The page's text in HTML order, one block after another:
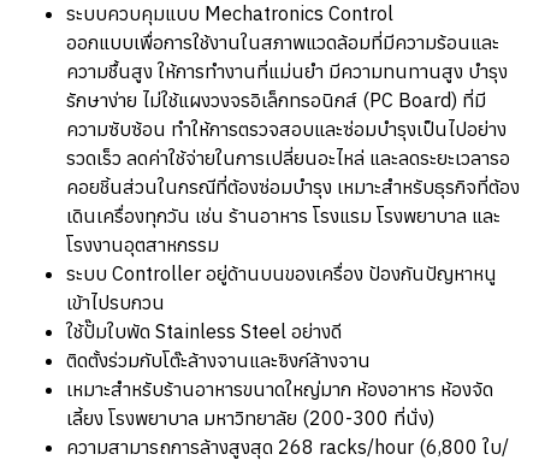
ระบบควบคุมแบบ Mechatronics Control
ออกแบบเพื่อการใช้งานในสภาพแวดล้อมที่มีความร้อนและ
ความชื้นสูง ให้การทำงานที่แม่นยำ มีความทนทานสูง บำรุง
รักษาง่าย ไม่ใช้แผงวงจรอิเล็กทรอนิกส์ (PC Board) ที่มี
ความซับซ้อน ทำให้การตรวจสอบและซ่อมบำรุงเป็นไปอย่าง
รวดเร็ว ลดค่าใช้จ่ายในการเปลี่ยนอะไหล่ และลดระยะเวลารอ
คอยชิ้นส่วนในกรณีที่ต้องซ่อมบำรุง เหมาะสำหรับธุรกิจที่ต้อง
เดินเครื่องทุกวัน เช่น ร้านอาหาร โรงแรม โรงพยาบาล และ
โรงงานอุตสาหกรรม
ระบบ Controller อยู่ด้านบนของเครื่อง ป้องกันปัญหาหนู
เข้าไปรบกวน
ใช้ปั๊มใบพัด Stainless Steel อย่างดี
ติดตั้งร่วมกับโต๊ะล้างจานและซิงก์ล้างจาน
เหมาะสำหรับร้านอาหารขนาดใหญ่มาก ห้องอาหาร ห้องจัด
เลี้ยง โรงพยาบาล มหาวิทยาลัย (200-300 ที่นั่ง)
ความสามารถการล้างสูงสุด 268 racks/hour (6,800 ใบ/